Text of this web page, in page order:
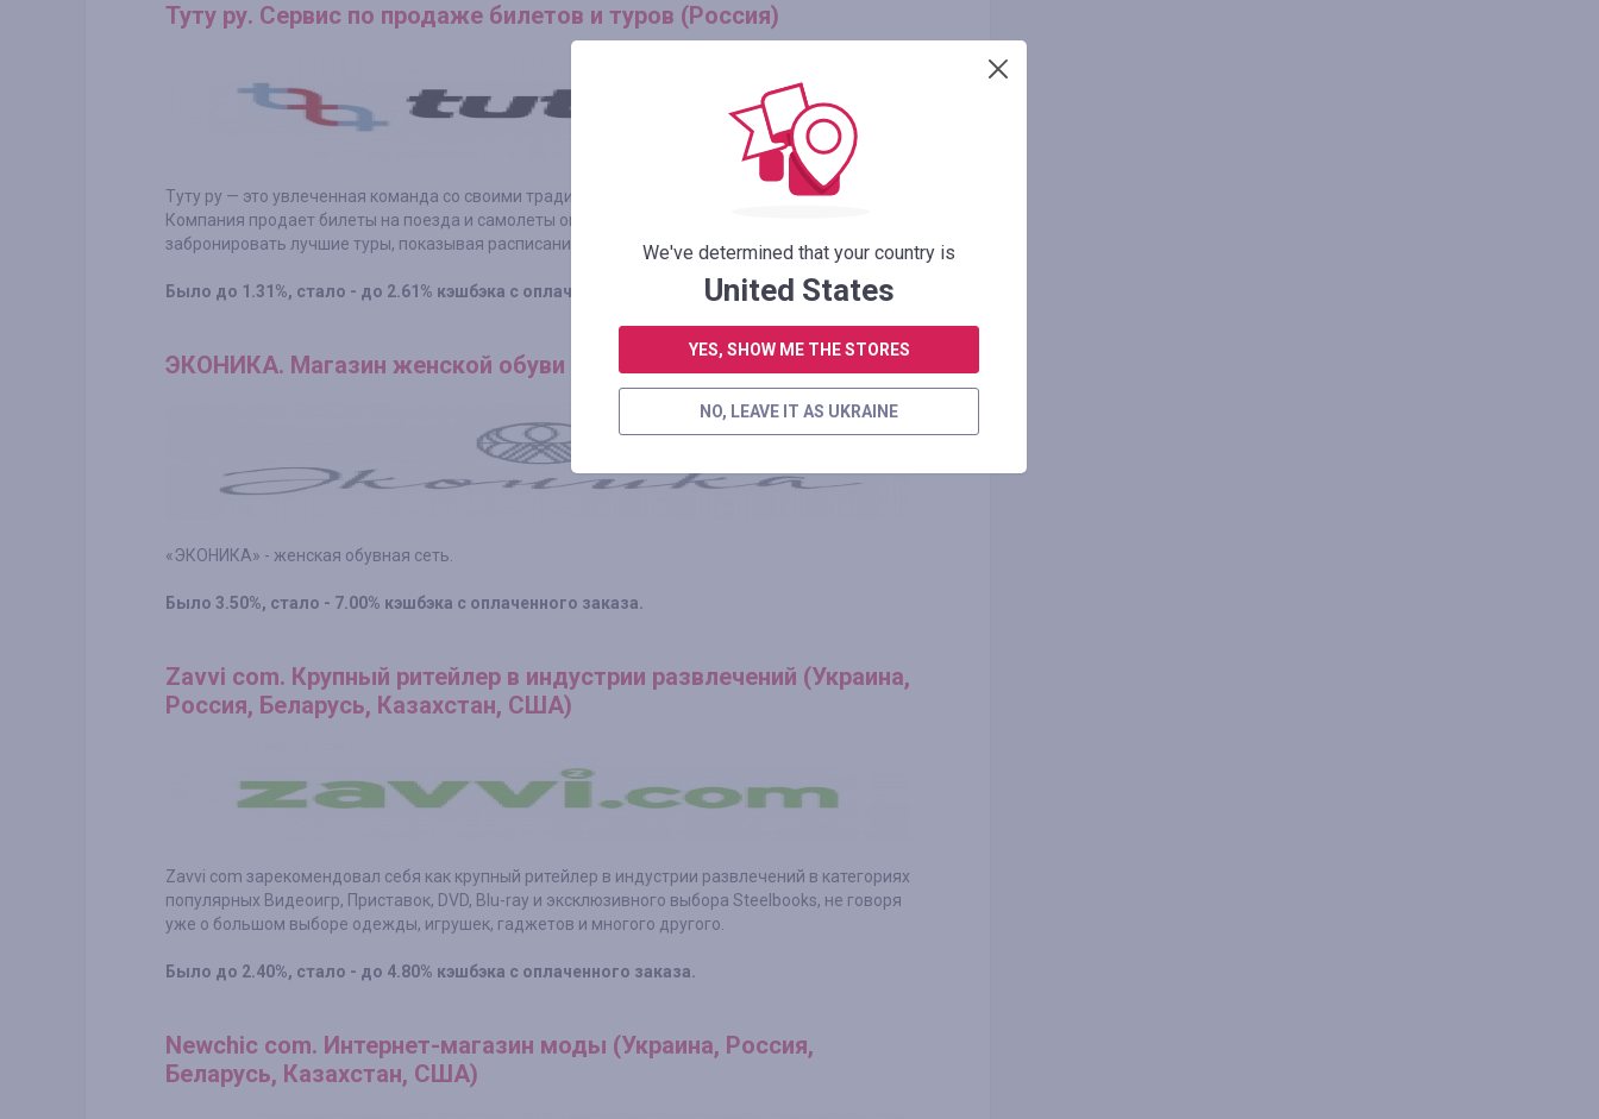
Туту ру. Сервис по продаже билетов и туров (Россия)
Туту ру — это увлеченная команда со своими традициями, хобби и клубами по интересам.
Компания продает билеты на поезда и самолеты онлайн, помогает подобрать и
забронировать лучшие туры, показывая расписания пригородных поездов.
Было до 1.31%, стало - до 2.61% кэшбэка с оплаченного заказа.
ЭКОНИКА. Магазин женской обуви (Россия)
«ЭКОНИКА» - женская обувная сеть.
Было 3.50%, стало - 7.00% кэшбэка с оплаченного заказа.
Zavvi com. Крупный ритейлер в индустрии развлечений (Украина,
Россия, Беларусь, Казахстан, США)
Zavvi com зарекомендовал себя как крупный ритейлер в индустрии развлечений в категориях
популярных Видеоигр, Приставок, DVD, Blu-ray и эксклюзивного выбора Steelbooks, не говоря
уже о большом выборе одежды, игрушек, гаджетов и многого другого.
Было до 2.40%, стало - до 4.80% кэшбэка с оплаченного заказа.
Newchic com. Интернет-магазин моды (Украина, Россия,
Беларусь, Казахстан, США)
We've determined that your country is
United States
YES, SHOW ME THE STORES
NO, LEAVE IT AS UKRAINE